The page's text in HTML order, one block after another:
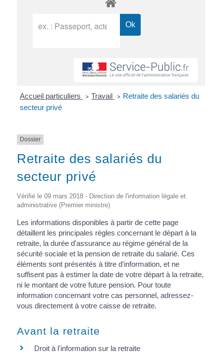
Accueil particuliers > Travail > Retraite des salariés du
secteur privé
Dossier
Retraite des salariés du
secteur privé
Vérifié le 09 mars 2018 - Direction de l'information légale et
administrative (Premier ministre)
Les informations disponibles à partir de cette page
détaillent les principales règles concernant le départ à la
retraite, la durée d'assurance au régime général de la
sécurité sociale et la pension de retraite du salarié. Ces
éléments sont présentés à titre d'information, et ne
suffisent pas à estimer la date de votre départ à la retraite,
ni le montant de votre future pension. Pour toute
information concernant votre cas personnel, adressez-
vous directement à votre caisse de retraite.
Avant la retraite
Droit à l'information sur la retraite